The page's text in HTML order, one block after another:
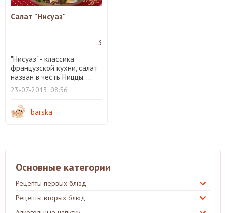
Салат "Нисуаз"
3
"Нисуаз" - классика
французской кухни, салат
назван в честь Ниццы. ...
23-07-2013, 08:56
barska
Основные категории
Рецепты первых блюд
Рецепты вторых блюд